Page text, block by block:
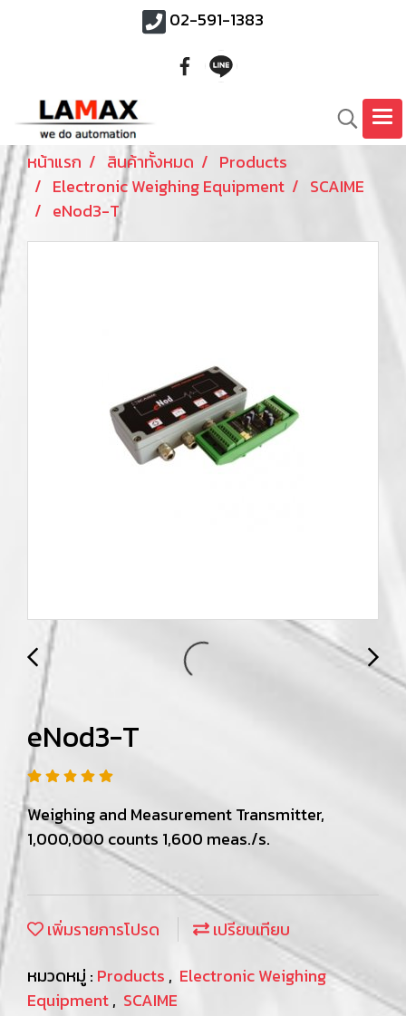
02-591-1383
หน้าแรก สินค้าทั้งหมด
Products
Electronic Weighing Equipment
SCAIME
eNod3-T
eNod3-T
Weighing and Measurement Transmitter,
1,000,000 counts 1,600 meas./s.
เพิ่มรายการโปรด
เปรียบเทียบ
หมวดหมู่ : Products , Electronic Weighing
Equipment, SCAIME